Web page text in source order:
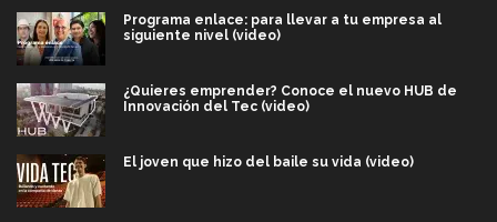
Programa enlace: para llevar a tu empresa al
siguiente nivel (video)
¿Quieres emprender? Conoce el nuevo HUB de
Innovación del Tec (video)
El joven que hizo del baile su vida (video)